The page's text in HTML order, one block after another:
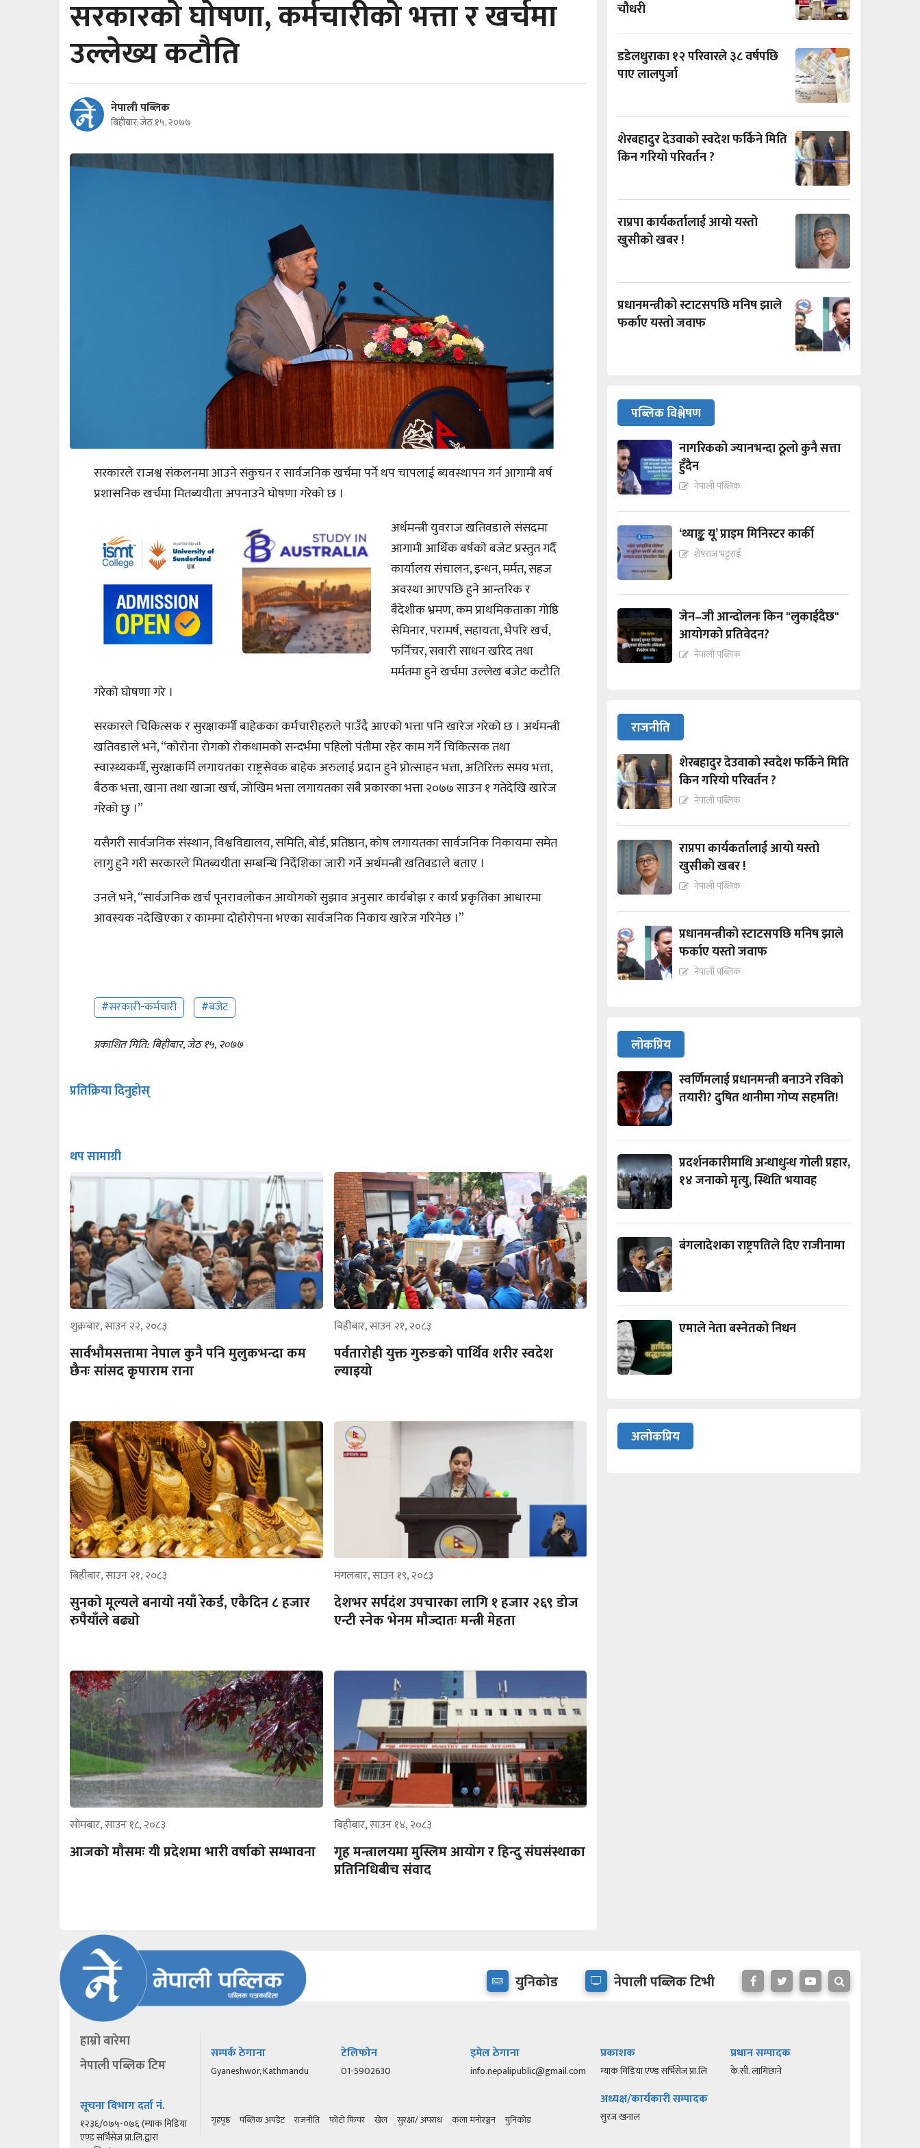
सरकारकाे घाेषणा, कर्मचारीको भत्ता र खर्चमा
उल्लेख्य कटौति
नेपाली पब्लिक
बिहीबार, जेठ १५, २०७७
सरकारले राजश्व संकलनमा आउने संकुचन र सार्वजनिक खर्चमा पर्ने थप चापलाई ब्यवस्थापन गर्न आगामी बर्ष
प्रशासनिक खर्चमा मितब्ययीता अपनाउने घोषणा गरेको छ ।
अर्थमन्त्री युवराज खतिवडाले संसदमा
आगामी आर्थिक बर्षकाे बजेट प्रस्तुत गर्दै
कार्यालय संचालन, इन्धन, मर्मत, सहज
अवस्था आएपछि हुने आन्तरिक र
बैदेशीक भ्रमण, कम प्राथमिकताका गोष्ठि
सेमिनार, परामर्ष, सहायता, भैपरि खर्च,
फर्निचर, सवारी साधन खरिद तथा
मर्मतमा हुने खर्चमा उल्लेख बजेट कटौति
गरेको घोषणा गरे ।
सरकारले चिकित्सक र सुरक्षाकर्मी बाहेकका कर्मचारीहरुले पाउँदै आएको भत्ता पनि खारेज गरेको छ । अर्थमन्त्री
खतिवडाले भने, “कोरोना रोगको रोकथामको सन्दर्भमा पहिलो पंतीमा रहेर काम गर्ने चिकित्सक तथा
स्वास्थ्यकर्मी, सुरक्षाकर्मि लगायतका राष्ट्रसेवक बाहेक अरुलाई प्रदान हुने प्रोत्साहन भत्ता, अतिरिक्त समय भत्ता,
बैठक भत्ता, खाना तथा खाजा खर्च, जोखिम भत्ता लगायतका सबै प्रकारका भत्ता २०७७ साउन १ गतेदेखि खारेज
गरेको छु ।”
यसैगरी सार्वजनिक संस्थान, विश्वविद्यालय, समिति, बोर्ड, प्रतिष्ठान, कोष लगायतका सार्वजनिक निकायमा समेत
लागु हुने गरी सरकारले मितब्ययीता सम्बन्धि निर्देशिका जारी गर्ने अर्थमन्त्री खतिवडाले बताए ।
उनले भने, “सार्वजनिक खर्च पूनरावलोकन आयोगको सुझाव अनुसार कार्यबोझ र कार्य प्रकृतिका आधारमा
आवस्यक नदेखिएका र काममा दोहोरोपना भएका सार्वजनिक निकाय खारेज गरिनेछ ।”
#सरकारी-कर्मचारी #बजेट
प्रकाशित मिति: बिहीबार, जेठ १५, २०७७
प्रतिक्रिया दिनुहोस्
थप सामाग्री
शुक्रबार, साउन २२, २०८३
सार्वभौमसत्तामा नेपाल कुनै पनि मुलुकभन्दा कम
छैनः सांसद कृपाराम राना
बिहीबार, साउन २१, २०८३
पर्वतारोही युक्त गुरुङको पार्थिव शरीर स्वदेश
ल्याइयो
बिहीबार, साउन २१, २०८३
सुनको मूल्यले बनायो नयाँ रेकर्ड, एकैदिन ८ हजार
रुपैयाँले बढ्यो
मंगलबार, साउन १९, २०८३
देशभर सर्पदंश उपचारका लागि १ हजार २६९ डोज
एन्टी स्नेक भेनम मौज्दातः मन्त्री मेहता
सोमबार, साउन १८, २०८३
आजको मौसमः यी प्रदेशमा भारी वर्षाको सम्भावना
बिहीबार, साउन १४, २०८३
गृह मन्त्रालयमा मुस्लिम आयोग र हिन्दु संघसंस्थाका
प्रतिनिधिबीच संवाद
चौधरी
डडेलधुराका १२ परिवारले ३८ वर्षपछि
पाए लालपुर्जा
शेरबहादुर देउवाको स्वदेश फर्किने मिति
किन गरियो परिवर्तन ?
राप्रपा कार्यकर्तालाई आयो यस्तो
खुसीको खबर !
प्रधानमन्त्रीको स्टाटसपछि मनिष झाले
फर्काए यस्तो जवाफ
पब्लिक विश्लेषण
नागरिकको ज्यानभन्दा ठूलो कुनै सत्ता
हुँदैन
नेपाली पब्लिक
‘थ्याङ्क यू’ प्राइम मिनिस्टर कार्की
शेषराज भट्टराई
जेन–जी आन्दोलनः किन "लुकाईदैछ"
आयोगको प्रतिवेदन?
नेपाली पब्लिक
राजनीति
शेरबहादुर देउवाको स्वदेश फर्किने मिति
किन गरियो परिवर्तन ?
नेपाली पब्लिक
राप्रपा कार्यकर्तालाई आयो यस्तो
खुसीको खबर !
नेपाली पब्लिक
प्रधानमन्त्रीको स्टाटसपछि मनिष झाले
फर्काए यस्तो जवाफ
नेपाली पब्लिक
लोकप्रिय
स्वर्णिमलाई प्रधानमन्त्री बनाउने रविको
तयारी? दुषित थानीमा गोप्य सहमति!
प्रदर्शनकारीमाथि अन्धाधुन्ध गोली प्रहार,
१४ जनाको मृत्यु, स्थिति भयावह
बंगलादेशका राष्ट्रपतिले दिए राजीनामा
एमाले नेता बस्नेतको निधन
अलोकप्रिय
युनिकोड नेपाली पब्लिक टिभी
हाम्रो बारेमा
नेपाली पब्लिक टिम
सूचना विभाग दर्ता नं.
१२३६/०७५-०७६ (म्याक मिडिया
एण्ड सर्भिसेज प्रा.लि.द्वारा
सम्पर्क ठेगाना
Gyaneshwor, Kathmandu
टेलिफोन
01-5902630
इमेल ठेगाना
info.nepalipublic@gmail.com
गृहपृष्ठ पब्लिक अपडेट राजनीति फोटो फिचर खेल सुरक्षा/ अपराध कला मनोरञ्जन युनिकोड
प्रकाशक
म्याक मिडिया एण्ड सर्भिसेज प्रा.लि
अध्यक्ष/कार्यकारी सम्पादक
सुरज खनाल
प्रधान सम्पादक
के.सी. लामिछाने